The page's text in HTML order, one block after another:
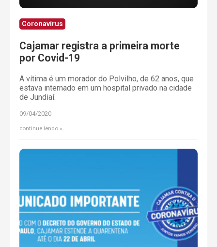
Coronavírus
Cajamar registra a primeira morte
por Covid-19
A vítima é um morador do Polvilho, de 62 anos, que
estava internado em um hospital privado na cidade
de Jundiaí.
09/04/2020
continue lendo